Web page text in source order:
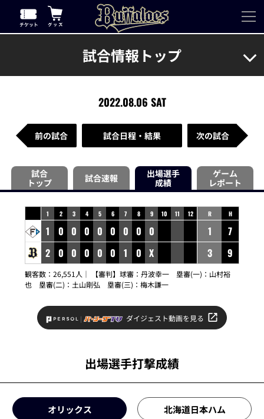
試合情報トップ
2022.08.06 SAT
前の試合 試合日程・結果 次の試合
試合
トップ
試合速報
出場選手
成績
ゲーム
レポート
1 2 3 4 5 6 7 8 9 10 11 12
1 0 0 0 0 0 0 0 0
2 0 0 0 0 0 1 0 X
R H
1
7
3
9
観客数：26,551人｜ 【審判】球審： 丹波幸一 塁審(一)： 山村裕
也 塁審(二)： 土山剛弘 塁審(三)： 梅木謙一
ダイジェスト動画を見る
出場選手打撃成績
オリックス 北海道日本ハム